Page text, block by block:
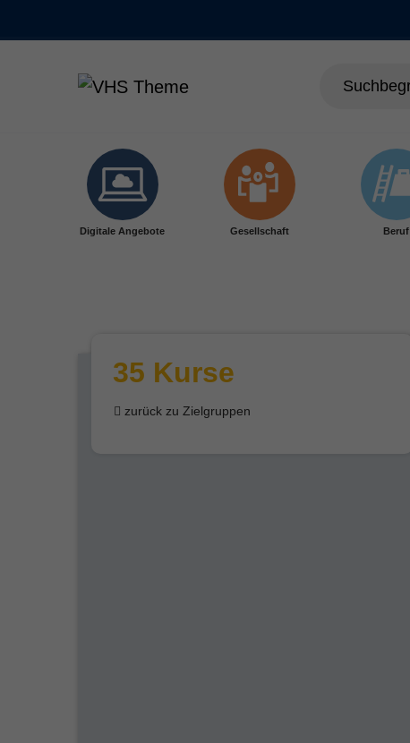
Digitale Angebote Gesellschaft Beruf
35 Kurse
zurück zu Zielgruppen